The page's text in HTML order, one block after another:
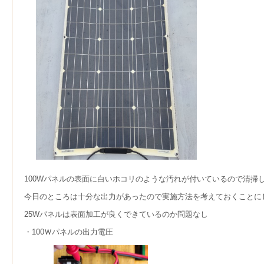
100Wパネルの表面に白いホコリのような汚れが付いているので清掃
今日のところは十分な出力があったので実施方法を考えておくことに
25Wパネルは表面加工が良くできているのか問題なし
・100Ｗパネルの出力電圧